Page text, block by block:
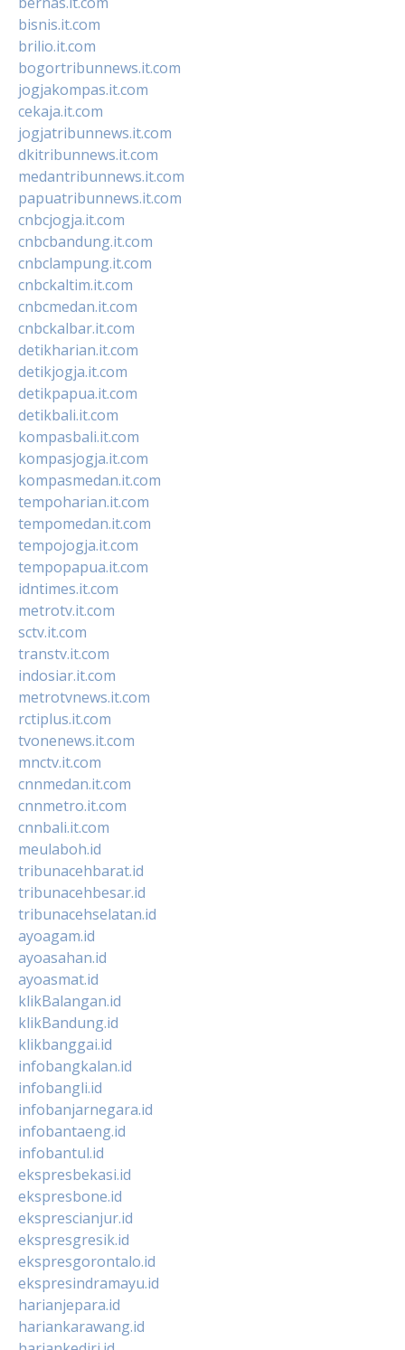
bisnis.it.com
brilio.it.com
bogortribunnews.it.com
jogjakompas.it.com
cekaja.it.com
jogjatribunnews.it.com
dkitribunnews.it.com
medantribunnews.it.com
papuatribunnews.it.com
cnbcjogja.it.com
cnbcbandung.it.com
cnbclampung.it.com
cnbckaltim.it.com
cnbcmedan.it.com
cnbckalbar.it.com
detikharian.it.com
detikjogja.it.com
detikpapua.it.com
detikbali.it.com
kompasbali.it.com
kompasjogja.it.com
kompasmedan.it.com
tempoharian.it.com
tempomedan.it.com
tempojogja.it.com
tempopapua.it.com
idntimes.it.com
metrotv.it.com
sctv.it.com
transtv.it.com
indosiar.it.com
metrotvnews.it.com
rctiplus.it.com
tvonenews.it.com
mnctv.it.com
cnnmedan.it.com
cnnmetro.it.com
cnnbali.it.com
meulaboh.id
tribunacehbarat.id
tribunacehbesar.id
tribunacehselatan.id
ayoagam.id
ayoasahan.id
ayoasmat.id
klikBalangan.id
klikBandung.id
klikbanggai.id
infobangkalan.id
infobangli.id
infobanjarnegara.id
infobantaeng.id
infobantul.id
ekspresbekasi.id
ekspresbone.id
eksprescianjur.id
ekspresgresik.id
ekspresgorontalo.id
ekspresindramayu.id
harianjepara.id
hariankarawang.id